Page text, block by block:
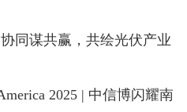
同谋共赢，共绘光伏产业
2025 | 中信博闪耀南